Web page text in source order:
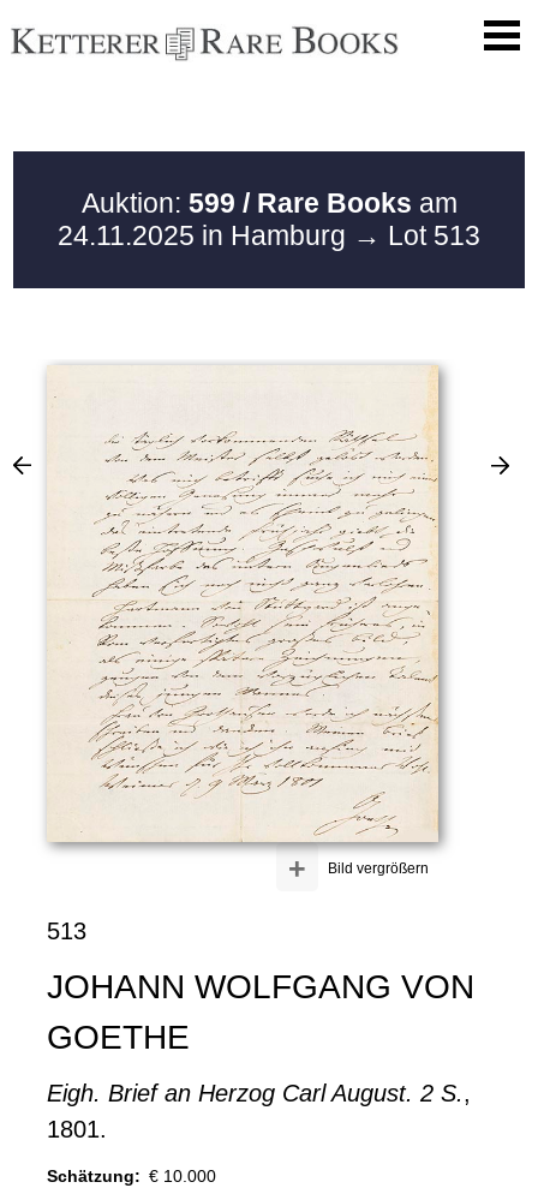
Auktion: 599 / Rare Books am
24.11.2025 in Hamburg → Lot 513
Bild vergrößern
+
513
JOHANN WOLFGANG VON
GOETHE
Eigh. Brief an Herzog Carl August. 2 S.,
1801.
Schätzung: € 10.000